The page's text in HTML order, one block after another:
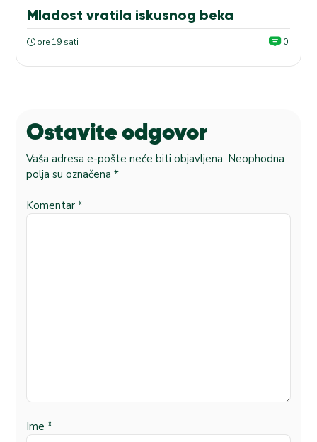
Mladost vratila iskusnog beka
pre 19 sati 0
Ostavite odgovor
Vaša adresa e-pošte neće biti objavljena. Neophodna
polja su označena *
Komentar *
Ime *